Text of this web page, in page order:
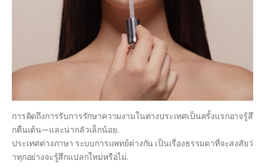
การคิดถึงการรับการรักษาความงามในต่างประเทศเป็นครั้งแรกอาจรู้สึ
กตื่นเต้น—และน่ากลัวเล็กน้อย.
ประเทศต่างภาษา ระบบการแพทย์ต่างกัน เป็นเรื่องธรรมดาที่จะสงสัยว่
าทุกอย่างจะรู้สึกแปลกใหม่หรือไม่.